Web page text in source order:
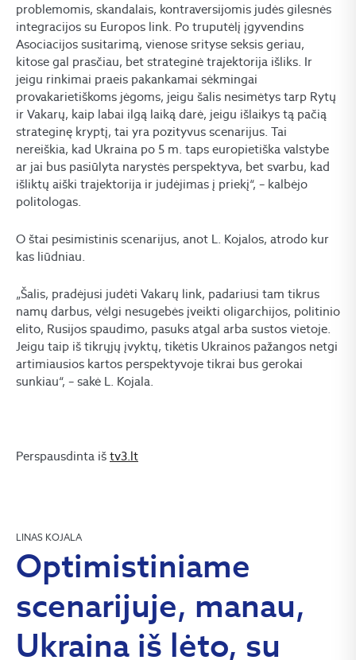
LINAS KOJALA
Optimistiniame
scenarijuje, manau,
Ukraina iš lėto, su
problemomis, skandalais, kontraversijomis judės gilesnės
integracijos su Europos link. Po truputėlį įgyvendins
Asociacijos susitarimą, vienose srityse seksis geriau,
kitose gal prasčiau, bet strateginė trajektorija išliks. Ir
jeigu rinkimai praeis pakankamai sėkmingai
provakarietiškoms jėgoms, jeigu šalis nesimėtys tarp Rytų
ir Vakarų, kaip labai ilgą laiką darė, jeigu išlaikys tą pačią
strateginę kryptį, tai yra pozityvus scenarijus. Tai
nereiškia, kad Ukraina po 5 m. taps europietiška valstybe
ar jai bus pasiūlyta narystės perspektyva, bet svarbu, kad
išliktų aiški trajektorija ir judėjimas į priekį“, – kalbėjo
politologas.
O štai pesimistinis scenarijus, anot L. Kojalos, atrodo kur
kas liūdniau.
„Šalis, pradėjusi judėti Vakarų link, padariusi tam tikrus
namų darbus, vėlgi nesugebės įveikti oligarchijos, politinio
elito, Rusijos spaudimo, pasuks atgal arba sustos vietoje.
Jeigu taip iš tikrųjų įvyktų, tikėtis Ukrainos pažangos netgi
artimiausios kartos perspektyvoje tikrai bus gerokai
sunkiau“, – sakė L. Kojala.
Perspausdinta iš tv3.lt